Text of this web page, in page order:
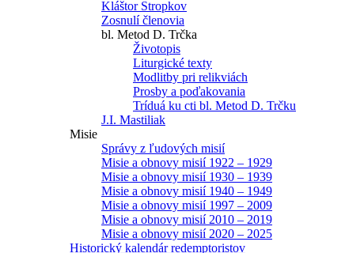
Kláštor Stropkov
Zosnulí členovia
bl. Metod D. Trčka
Životopis
Liturgické texty
Modlitby pri relikviách
Prosby a poďakovania
Tríduá ku cti bl. Metod D. Trčku
J.I. Mastiliak
Misie
Správy z ľudových misií
Misie a obnovy misií 1922 – 1929
Misie a obnovy misií 1930 – 1939
Misie a obnovy misií 1940 – 1949
Misie a obnovy misií 1997 – 2009
Misie a obnovy misií 2010 – 2019
Misie a obnovy misií 2020 – 2025
Historický kalendár redemptoristov